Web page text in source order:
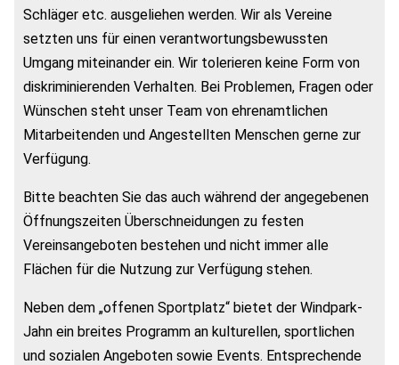
Schläger etc. ausgeliehen werden. Wir als Vereine
setzten uns für einen verantwortungsbewussten
Umgang miteinander ein. Wir tolerieren keine Form von
diskriminierenden Verhalten. Bei Problemen, Fragen oder
Wünschen steht unser Team von ehrenamtlichen
Mitarbeitenden und Angestellten Menschen gerne zur
Verfügung.
Bitte beachten Sie das auch während der angegebenen
Öffnungszeiten Überschneidungen zu festen
Vereinsangeboten bestehen und nicht immer alle
Flächen für die Nutzung zur Verfügung stehen.
Neben dem „offenen Sportplatz“ bietet der Windpark-
Jahn ein breites Programm an kulturellen, sportlichen
und sozialen Angeboten sowie Events. Entsprechende